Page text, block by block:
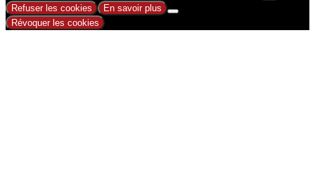
Refuser les cookies
En savoir plus
Révoquer les cookies